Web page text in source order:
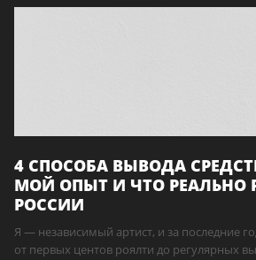
4 СПОСОБА ВЫВОДА СРЕДСТВ
МОЙ ОПЫТ И ЧТО РЕАЛЬНО
РОССИИ
Я — независимый артист, и за последние
от первых центов роялти до регулярных